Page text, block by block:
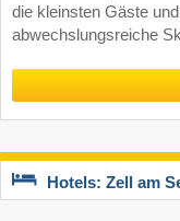
die kleinsten Gäste
abwechslungsreiche
Hotels: Zell am